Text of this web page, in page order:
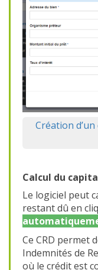
Création
Calcul du
Le logiciel peut
restant dû en
Ce CRD permet
Indemnités de
où le crédit est